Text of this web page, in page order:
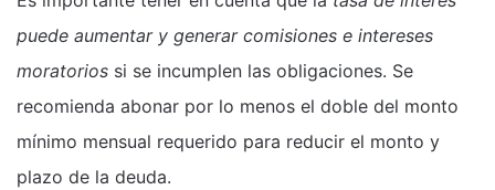
puede aumentar y generar comisiones e intereses
moratorios si se incumplen las obligaciones. Se
recomienda abonar por lo menos el doble del monto
mínimo mensual requerido para reducir el monto y
plazo de la deuda.